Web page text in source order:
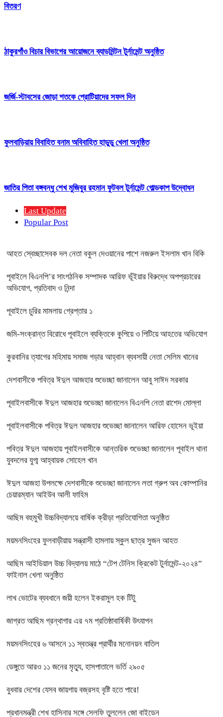
বিতরণ
ঠাকুরগাঁও বিচার বিভাগের আয়োজনে ব্যাডমিন্টন টুর্নামেন্ট অনুষ্ঠিত
জর্জি-স্টাবসের জোড়া শতকে প্রোটিয়াদের সফল দিন
ফুলবাড়িয়ায় বিবাহিত বনাম অবিবাহিত হাডুডু খেলা অনুষ্ঠিত
জাতির পিতা বঙ্গবন্ধু শেখ মুজিবুর রহমান ফুটবল টুর্নামেন্ট গোল্ডকাপ উদ্বোধন
Last Update
Popular Post
আহত স্বেচ্ছাসেবক দল নেতা বকুল দেওয়ানের পাশে নজরুল ইসলাম খান বিকি
পূবাইলে বিএনপি’র সাংগঠনিক সম্পাদক আরিফ ভূঁইয়ার বিরুদ্ধে অপপ্রচারের
অভিযোগ, প্রতিবাদ ও নিন্দা
পূবাইলে চুরির মামলায় গ্রেপ্তার ১
জমি-সংক্রান্ত বিরোধে পূবাইলে ব্যক্তিকে কুপিয়ে ও পিটিয়ে আহতের অভিযোগ
কুরবানির ত্যাগের মহিমায় সমাজ গড়ার আহ্বান ব্যবসায়ী নেতা সেলিম খানের
দেশবাসীকে পবিত্র ঈদুল আজহার শুভেচ্ছা জানালেন আবু সাঈদ সরকার
পূবাইলবাসীকে ঈদুল আজহার শুভেচ্ছা জানালেন বিএনপি নেতা রাশেদ মোল্লা
পূবাইলবাসীকে পবিত্র ঈদুল আজহার শুভেচ্ছা জানালেন আরিফ হোসেন ভূইয়া
পবিত্র ঈদুল আজহায় পূবাইলবাসীকে আন্তরিক শুভেচ্ছা জানালেন পূবাইল থানা
যুবদলের যুগ্ম আহ্বায়ক সোহেল খান
ঈদুল আজহা উপলক্ষে দেশবাসীকে শুভেচ্ছা জানালেন লতা গ্রুপ অব কোম্পানির
চেয়ারম্যান আইউব আলী ফাহিম
আছিম বহুমুখী উচ্চবিদ্যালয়ে বার্ষিক ক্রীড়া প্রতিযোগিতা অনুষ্ঠিত
ময়মনসিংহের ফুলবাড়ীয়ায় সন্ত্রাসী হামলায় স্কুল ছাত্র সুজন আহত
আছিম আইডিয়াল উচ্চ বিদ্যালয় মাঠে “টেপ টেনিস ক্রিকেট টুর্নামেন্ট-২০২৪”
ফাইনাল খেলা অনুষ্ঠিত
লাখ ভোটের ব্যবধানে জয়ী হলেন ইকরামুল হক টিটু
জাগ্রত আছিম গ্রন্থাগার এর ৭ম প্রতিষ্ঠাবার্ষিকী উৎযাপন
ময়মনসিংহের ৬ আসনে ১১ স্বতন্ত্র প্রার্থীর মনোনয়ন বাতিল
ডেঙ্গুতে আরও ১১ জনের মৃত্যু, হাসপাতালে ভর্তি ২৯০৫
বুধবার দেশের যেসব জায়গায় বজ্রসহ বৃষ্টি হতে পারে!
প্রধানমন্ত্রী শেখ হাসিনার সঙ্গে সেলফি তুললেন জো বাইডেন